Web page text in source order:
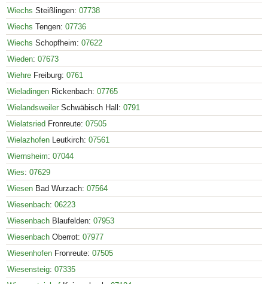
Wiechs Steißlingen: 07738
Wiechs Tengen: 07736
Wiechs Schopfheim: 07622
Wieden: 07673
Wiehre Freiburg: 0761
Wieladingen Rickenbach: 07765
Wielandsweiler Schwäbisch Hall: 0791
Wielatsried Fronreute: 07505
Wielazhofen Leutkirch: 07561
Wiernsheim: 07044
Wies: 07629
Wiesen Bad Wurzach: 07564
Wiesenbach: 06223
Wiesenbach Blaufelden: 07953
Wiesenbach Oberrot: 07977
Wiesenhofen Fronreute: 07505
Wiesensteig: 07335